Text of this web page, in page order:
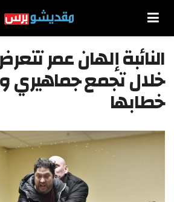
النائبة إلهان عمر
خلال تجمع جماهيري
خطابها